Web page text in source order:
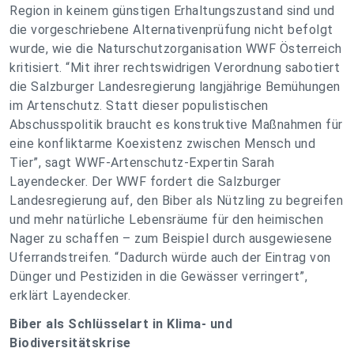
Region in keinem günstigen Erhaltungszustand sind und
die vorgeschriebene Alternativenprüfung nicht befolgt
wurde, wie die Naturschutzorganisation WWF Österreich
kritisiert. “Mit ihrer rechtswidrigen Verordnung sabotiert
die Salzburger Landesregierung langjährige Bemühungen
im Artenschutz. Statt dieser populistischen
Abschusspolitik braucht es konstruktive Maßnahmen für
eine konfliktarme Koexistenz zwischen Mensch und
Tier”, sagt WWF-Artenschutz-Expertin Sarah
Layendecker. Der WWF fordert die Salzburger
Landesregierung auf, den Biber als Nützling zu begreifen
und mehr natürliche Lebensräume für den heimischen
Nager zu schaffen – zum Beispiel durch ausgewiesene
Uferrandstreifen. “Dadurch würde auch der Eintrag von
Dünger und Pestiziden in die Gewässer verringert”,
erklärt Layendecker.
Biber als Schlüsselart in Klima- und
Biodiversitätskrise